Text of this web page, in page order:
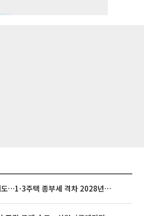
종부세 개편에도…1·3주택 종부세 격차 2028년부터 확대